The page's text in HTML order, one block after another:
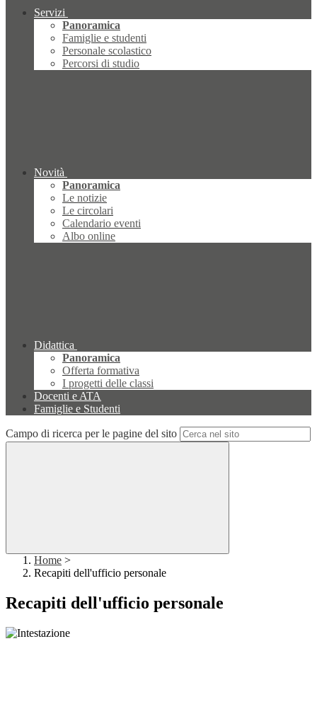
Servizi
Panoramica
Famiglie e studenti
Personale scolastico
Percorsi di studio
Novità
Panoramica
Le notizie
Le circolari
Calendario eventi
Albo online
Didattica
Panoramica
Offerta formativa
I progetti delle classi
Docenti e ATA
Famiglie e Studenti
Campo di ricerca per le pagine del sito
Home >
Recapiti dell'ufficio personale
Recapiti dell'ufficio personale